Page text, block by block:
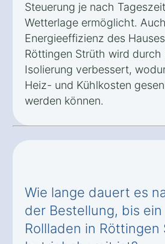
Steuerung je nach
Wetterlage ermöglicht.
Energieeffizienz des
Röttingen Strüth wird durch
Isolierung verbessert,
Heiz- und Kühlkosten
werden können.
Wie lange dauert es
der Bestellung, bis ein
Rollladen in Röttingen